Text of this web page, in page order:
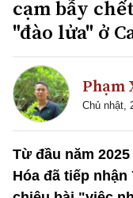
cạm bẫy
"đào lửa" ở
Phạm
Chủ nhật,
Từ đầu năm
Hóa đã tiếp